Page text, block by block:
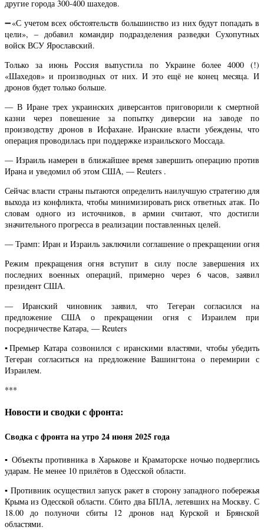
другие города 300-400 шахедов.
➖«С учетом всех обстоятельств большинство из них будут попадать в
цели», – добавил командир подразделения разведки Сухопутных
войск ВСУ Ярославский.
Только за июнь Россия выпустила по Украине более 4000 (!)
«Шахедов» и производных от них. И это ещё не конец месяца. И
дронов будет только больше.
— В Иране трех украинских диверсантов приговорили к смертной
казни через повешение за попытку диверсии на заводе по
производству дронов в Исфахане. Иранские власти убеждены, что
операция проводилась при поддержке израильского Моссада.
— Израиль намерен в ближайшее время завершить операцию против
Ирана и уведомил об этом США, — Reuters .
Сейчас власти страны пытаются определить наилучшую стратегию для
выхода из конфликта, чтобы минимизировать риск ответных атак. По
словам одного из источников, в армии считают, что достигли
значительного прогресса в реализации поставленных целей.
— Трамп: Иран и Израиль заключили соглашение о прекращении огня
Режим прекращения огня вступит в силу после завершения их
последних военных операций, примерно через 6 часов, заявил
президент США.
— Иранский чиновник заявил, что Тегеран согласился на
предложение США о прекращении огня с Израилем при
посредничестве Катара, — Reuters
▪️Премьер Катара созвонился с иранскими властями, чтобы убедить
Тегеран согласиться на предложение Вашингтона о перемирии с
Израилем.
***
Новости и сводки с фронта:
Сводка с фронта на утро 24 июня 2025 года
▪️ Объекты противника в Харькове и Краматорске ночью подверглись
ударам. Не менее 10 прилётов в Одесской области.
▪️ Противник осуществил запуск ракет в сторону западного побережья
Крыма из Одесской области. Сбито два БПЛА, летевших на Москву. С
18.00 до полуночи сбиты 12 дронов над Курской и Брянской
областями.